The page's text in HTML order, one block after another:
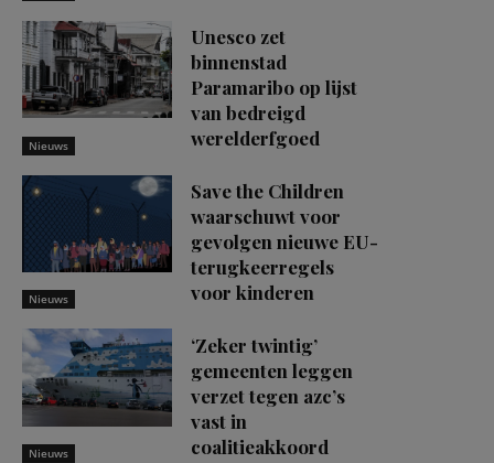
Nieuws
Unesco zet
binnenstad
Paramaribo op lijst
van bedreigd
werelderfgoed
Nieuws
Save the Children
waarschuwt voor
gevolgen nieuwe EU-
terugkeerregels
voor kinderen
Nieuws
‘Zeker twintig’
gemeenten leggen
verzet tegen azc’s
vast in
coalitieakkoord